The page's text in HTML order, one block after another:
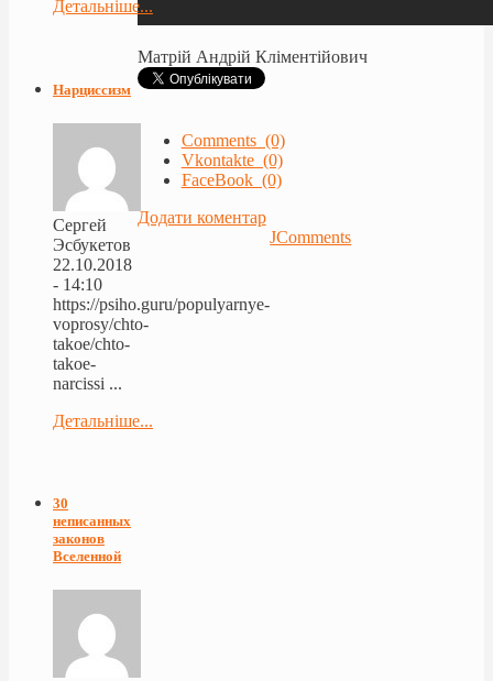
Матрій Андрій Кліментійович
Comments (0)
Vkontakte (0)
FaceBook (0)
Додати коментар
JComments
Детальніше...
Нарциссизм
Сергей
Эсбукетов
22.10.2018
- 14:10
https://psiho.guru/populyarnye-
voprosy/chto-
takoe/chto-
takoe-
narcissi ...
Детальніше...
30
неписанных
законов
Вселенной